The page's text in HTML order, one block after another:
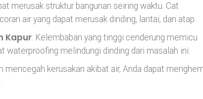
merusak struktur bangunan seiring waktu. Cat
air yang dapat merusak dinding, lantai, dan atap.
Kapur: Kelembaban yang tinggi cenderung memicu
waterproofing melindungi dinding dari masalah ini.
mencegah kerusakan akibat air, Anda dapat